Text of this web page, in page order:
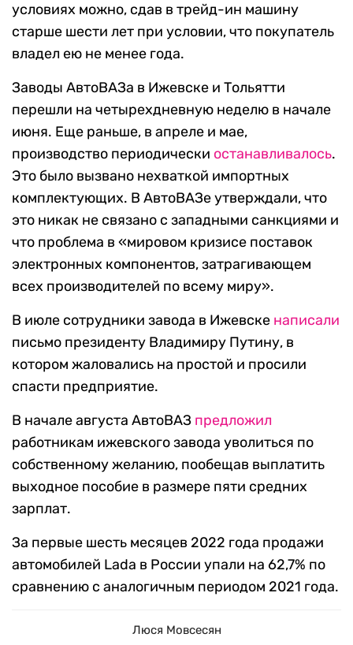
условиях можно, сдав в трейд-ин машину
старше шести лет при условии, что покупатель
владел ею не менее года.
Заводы АвтоВАЗа в Ижевске и Тольятти
перешли на четырехдневную неделю в начале
июня. Еще раньше, в апреле и мае,
производство периодически останавливалось.
Это было вызвано нехваткой импортных
комплектующих. В АвтоВАЗе утверждали, что
это никак не связано с западными санкциями и
что проблема в «мировом кризисе поставок
электронных компонентов, затрагивающем
всех производителей по всему миру».
В июле сотрудники завода в Ижевске написали
письмо президенту Владимиру Путину, в
котором жаловались на простой и просили
спасти предприятие.
В начале августа АвтоВАЗ предложил
работникам ижевского завода уволиться по
собственному желанию, пообещав выплатить
выходное пособие в размере пяти средних
зарплат.
За первые шесть месяцев 2022 года продажи
автомобилей Lada в России упали на 62,7% по
сравнению с аналогичным периодом 2021 года.
Люся Мовсесян